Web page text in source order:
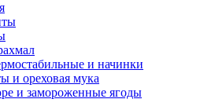
и начинки
и ореховая мука
и замороженные ягоды